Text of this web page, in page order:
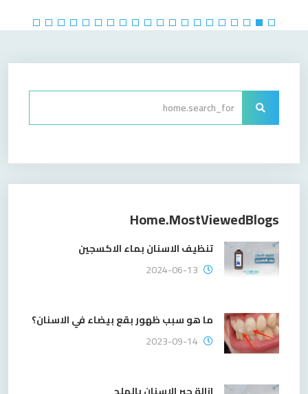
Home.mostViewedBlogs
تنظيف الاسنان بماء الاكسجين
2024-06-13
ما هو سبب ظهور بقع بيضاء في الاسنان؟
2023-09-14